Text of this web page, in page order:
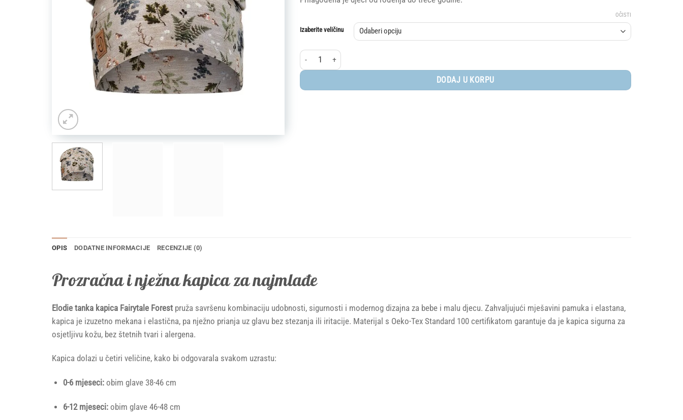
Izaberite veličinu
OČISTI
Elodie® tanka kapica, Fairytale Forest količina
DODAJ U KORPU
OPIS DODATNE INFORMACIJE RECENZIJE (0)
Prozračna i nježna kapica za najmlađe
Elodie tanka kapica Fairytale Forest pruža savršenu kombinaciju udobnosti, sigurnosti i modernog dizajna za bebe i malu djecu. Zahvaljujući mješavini pamuka i elastana,
kapica je izuzetno mekana i elastična, pa nježno prianja uz glavu bez stezanja ili iritacije. Materijal s Oeko-Tex Standard 100 certifikatom garantuje da je kapica sigurna za
osjetljivu kožu, bez štetnih tvari i alergena.
Kapica dolazi u četiri veličine, kako bi odgovarala svakom uzrastu:
0-6 mjeseci:obim glave 38-46 cm
6-12 mjeseci:obim glave 46-48 cm